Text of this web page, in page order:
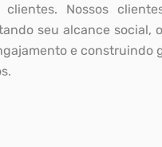
clientes. Nossos
seu alcance social,
e construindo